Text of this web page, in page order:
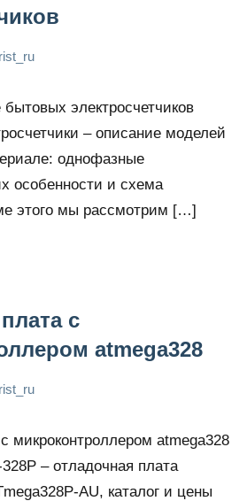
электросчетчиков
– описание моделей
однофазные
особенности и схема
этого мы рассмотрим […]
с
atmega328
микроконтроллером atmega328
– отладочная плата
AU, каталог и цены